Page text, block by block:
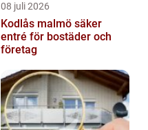
08 juli 2026
Kodlås malmö säker
entré för bostäder och
företag